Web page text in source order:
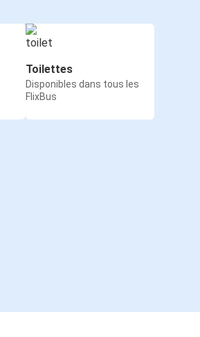
Toilettes
Disponibles dans tous les
FlixBus